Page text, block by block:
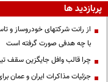
پربازدید ها
از رانت‌ شرکتهای خودروساز و
با چه هدفی صورت گرفته است
چرا قالب وافل جایگزین سقف
جزئیات مذاکرات ایران و عمان